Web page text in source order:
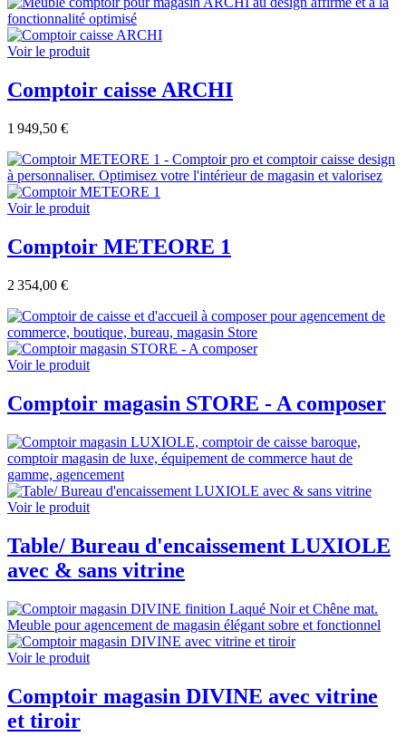
Voir le produit
Comptoir caisse ARCHI
1 949,50 €
Voir le produit
Comptoir METEORE 1
2 354,00 €
Voir le produit
Comptoir magasin STORE - A composer
Voir le produit
Table/ Bureau d'encaissement LUXIOLE
avec & sans vitrine
Voir le produit
Comptoir magasin DIVINE avec vitrine
et tiroir